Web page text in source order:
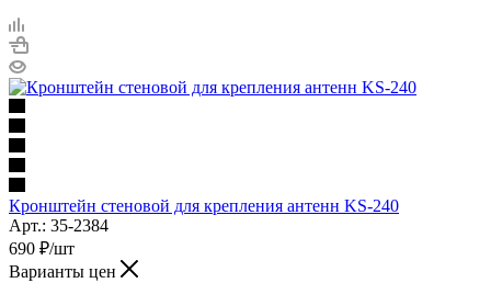
Кронштейн стеновой для крепления антенн KS-240
Арт.: 35-2384
690 ₽/шт
Варианты цен